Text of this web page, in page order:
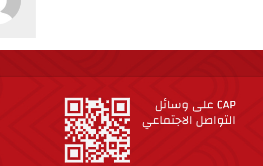
CAP على وسائل
التواصل الاجتماعي